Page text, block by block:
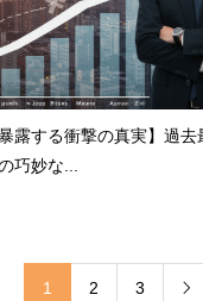
露する衝撃の真実】過
巧妙な...
1 2 3 